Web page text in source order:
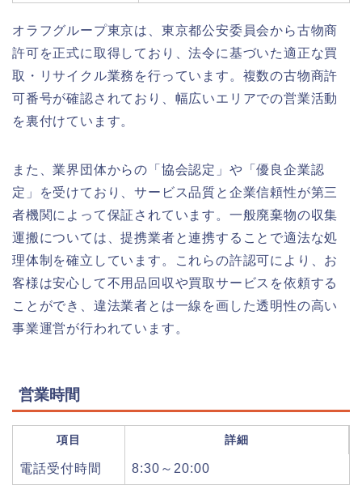
オラフグループ東京は、東京都公安委員会から古物商
許可を正式に取得しており、法令に基づいた適正な買
取・リサイクル業務を行っています。複数の古物商許
可番号が確認されており、幅広いエリアでの営業活動
を裏付けています。
また、業界団体からの「協会認定」や「優良企業認
定」を受けており、サービス品質と企業信頼性が第三
者機関によって保証されています。一般廃棄物の収集
運搬については、提携業者と連携することで適法な処
理体制を確立しています。これらの許認可により、お
客様は安心して不用品回収や買取サービスを依頼する
ことができ、違法業者とは一線を画した透明性の高い
事業運営が行われています。
営業時間
項目 詳細
電話受付時間 8:30～20:00